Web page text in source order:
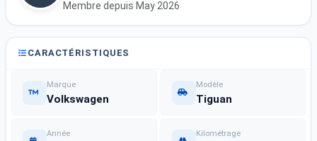
Membre depuis May 2026
CARACTÉRISTIQUES
Marque
Volkswagen
Modèle
Tiguan
Année Kilométrage